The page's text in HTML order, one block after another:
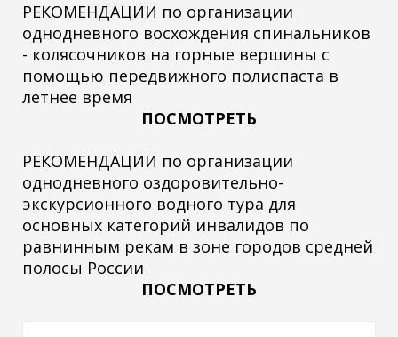
РЕКОМЕНДАЦИИ по организации
однодневного восхождения спинальников
- колясочников на горные вершины с
помощью передвижного полиспаста в
летнее время
ПОСМОТРЕТЬ
РЕКОМЕНДАЦИИ по организации
однодневного оздоровительно-
экскурсионного водного тура для
основных категорий инвалидов по
равнинным рекам в зоне городов средней
полосы России
ПОСМОТРЕТЬ